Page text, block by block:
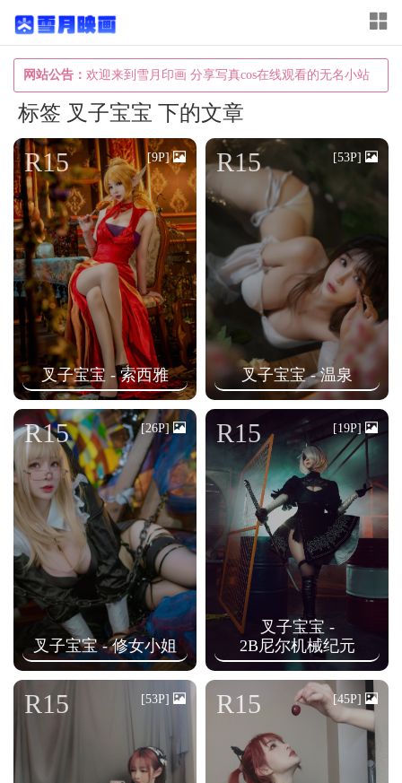
网站公告： 欢迎来到雪月印画 分享写真cos在线观看的无名小站
T
o
g
e
a
i
g
a
t
i
o
n
标签 叉子宝宝 下的文章
叉子宝宝 - 索西雅
R15 [9P]
叉子宝宝 - 温泉
R15 [53P]
叉子宝宝 - 修女小姐
R15 [26P]
叉子宝宝 -
2B尼尔机械纪元
R15 [19P]
R15 [53P] R15 [45P]